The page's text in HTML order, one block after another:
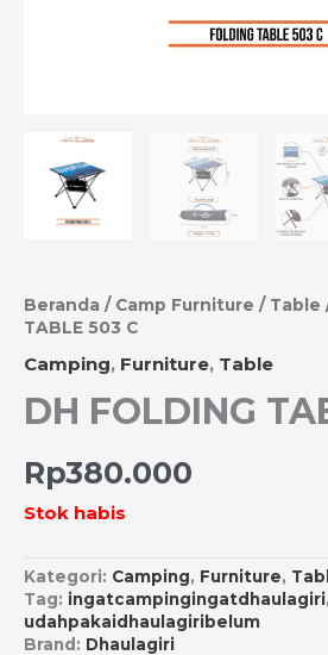
Beranda / Camp Furniture / Table
TABLE 503 C
Camping, Furniture, Table
DH FOLDING
Rp380.000
Stok habis
Kategori: Camping, Furniture,
Tag: ingatcampingingatdhaulagiri,
udahpakaidhaulagiribelum
Brand: Dhaulagiri